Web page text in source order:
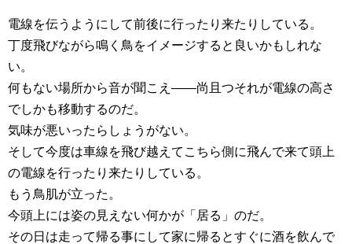
電線を伝うようにして前後に行ったり来たりしている。
丁度飛びながら鳴く鳥をイメージすると良いかもしれな
い。
何もない場所から音が聞こえ――尚且つそれが電線の高さ
でしかも移動するのだ。
気味が悪いったらしょうがない。
そして今度は車線を飛び越えてこちら側に飛んで来て頭上
の電線を行ったり来たりしている。
もう鳥肌が立った。
今頭上には姿の見えない何かが「居る」のだ。
その日は走って帰る事にして家に帰るとすぐに酒を飲んで